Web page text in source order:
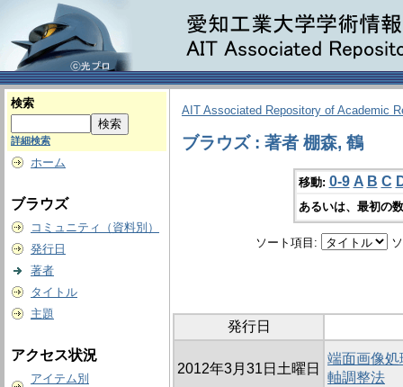
検索
詳細検索
ホーム
ブラウズ
コミュニティ（資料別）
発行日
著者
タイトル
主題
アクセス状況
アイテム別
AIT Associated Repository of Academic
ブラウズ : 著者 棚森, 鶴
移動: 0-9 A B C
あるいは、最初の
ソート項目:
発行日
2012年3月31日土曜日
端面画像
軸調整法